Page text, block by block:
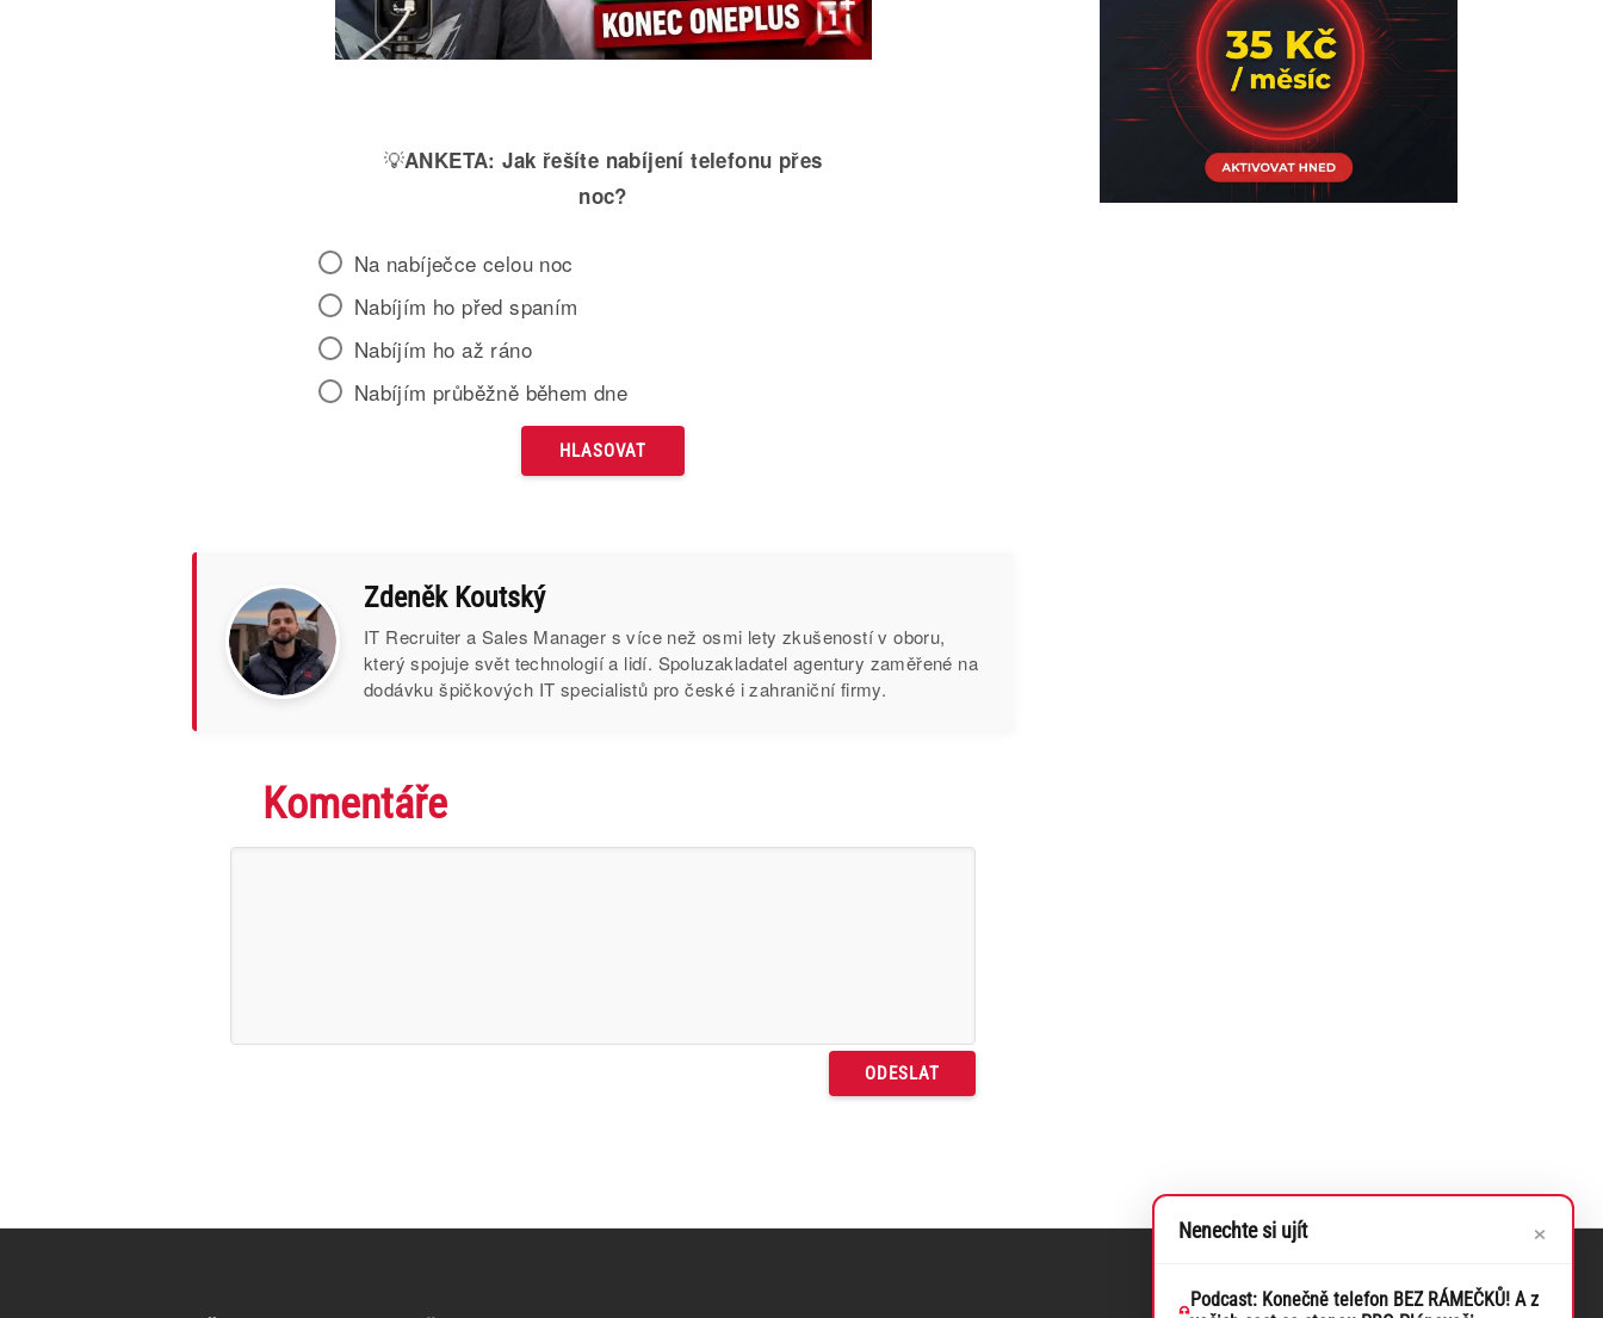
💡ANKETA: Jak řešíte nabíjení telefonu přes
noc?
Na nabíječce celou noc
Nabíjím ho před spaním
Nabíjím ho až ráno
Nabíjím průběžně během dne
Zdeněk Koutský
IT Recruiter a Sales Manager s více než osmi lety zkušeností v oboru,
který spojuje svět technologií a lidí. Spoluzakladatel agentury zaměřené na
dodávku špičkových IT specialistů pro české i zahraniční firmy.
Komentáře
Nenechte si ujít ×
Podcast: Konečně telefon BEZ RÁMEČKŮ! A z